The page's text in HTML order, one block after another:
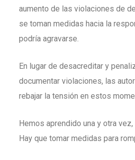
aumento de las violaciones de
se toman medidas hacia la
podría agravarse.
En lugar de desacreditar y
documentar violaciones, las
rebajar la tensión en estos
Hemos aprendido una y otra
Hay que tomar medidas para